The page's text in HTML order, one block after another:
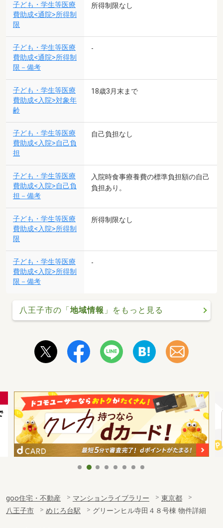
子ども・学生等医療
費助成<通院>所得制
限
所得制限なし
子ども・学生等医療
費助成<通院>所得制
限－備考
-
子ども・学生等医療
費助成<入院>対象年
齢
18歳3月末まで
子ども・学生等医療
費助成<入院>自己負
担
自己負担なし
子ども・学生等医療
費助成<入院>自己負
担－備考
入院時食事療養費の標準負担額の自己
負担あり。
子ども・学生等医療
費助成<入院>所得制
限
所得制限なし
子ども・学生等医療
費助成<入院>所得制
限－備考
-
八王子市の「地域情報 」をもっと見る
goo住宅・不動産 マンションライブラリー
東京都
八王子市
めじろ台駅 グリーンヒル寺田４８号棟 物件詳細